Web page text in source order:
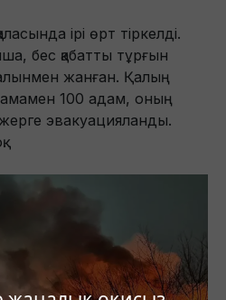
ірі өрт тіркелді.
бес қабатты тұрғын
жанған. Қалың
100 адам, оның
жерге эвакуацияланды.